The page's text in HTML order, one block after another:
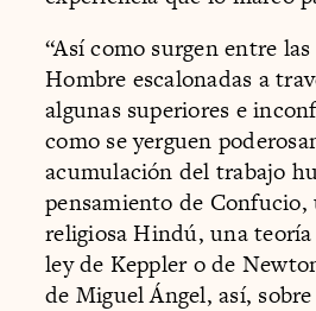
“Así como surgen entre
Hombre escalonadas a
algunas superiores e
como se yerguen
acumulación del trabajo
pensamiento de Confucio,
religiosa Hindú, una
ley de Keppler o de
de Miguel Ángel, así,